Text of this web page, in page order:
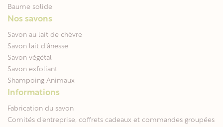
Baume solide
Nos savons
Savon au lait de chèvre
Savon lait d'ânesse
Savon végétal
Savon exfoliant
Shampoing Animaux
Informations
Fabrication du savon
Comités d'entreprise, coffrets cadeaux et commandes groupées